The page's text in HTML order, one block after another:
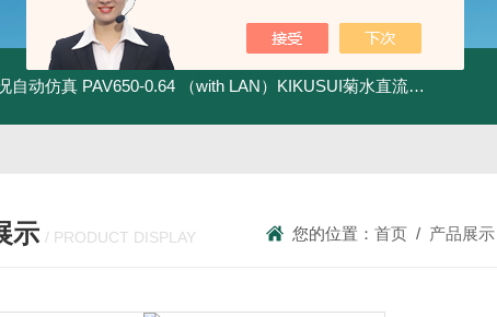
自动仿真 PAV650-0.64 （with LAN）KIKUSUI菊水直流电源-四象限节能测试
示 / PRODUCT DISPLAY 您的位置：首页 / 产品展示